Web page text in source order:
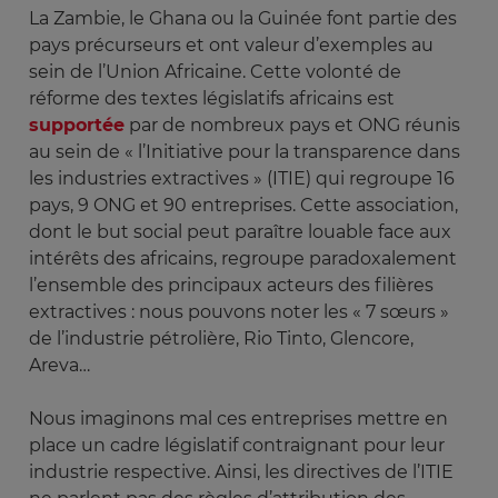
La Zambie, le Ghana ou la Guinée font partie des
pays précurseurs et ont valeur d’exemples au
sein de l’Union Africaine. Cette volonté de
réforme des textes législatifs africains est
supportée par de nombreux pays et ONG réunis
au sein de « l’Initiative pour la transparence dans
les industries extractives » (ITIE) qui regroupe 16
pays, 9 ONG et 90 entreprises. Cette association,
dont le but social peut paraître louable face aux
intérêts des africains, regroupe paradoxalement
l’ensemble des principaux acteurs des filières
extractives : nous pouvons noter les « 7 sœurs »
de l’industrie pétrolière, Rio Tinto, Glencore,
Areva…
Nous imaginons mal ces entreprises mettre en
place un cadre législatif contraignant pour leur
industrie respective. Ainsi, les directives de l’ITIE